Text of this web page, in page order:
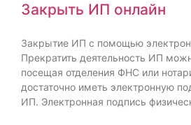
Закрыть ИП онлайн
Закрытие ИП с помощью
Прекратить деятельность ИП
посещая отделения ФНС или
достаточно иметь электронную
ИП. Электронная подпись